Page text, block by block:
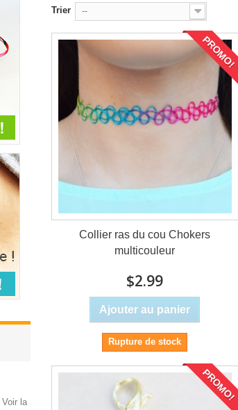
Voir la
Trier --
PROMO!
Collier ras du cou Chokers
multicouleur
$2.99
Ajouter au panier
Rupture de stock
PROMO!